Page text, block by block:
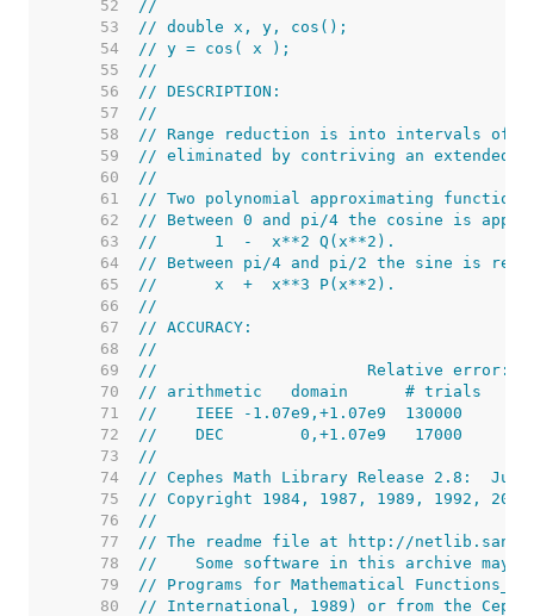
    52
//
    53
// double x, y, cos();
    54
// y = cos( x );
    55
//
    56
// DESCRIPTION:
    57
//
    58
// Range reduction is into intervals of
    59
// eliminated by contriving an extended
    60
//
    61
// Two polynomial approximating functions
    62
// Between 0 and pi/4 the cosine is
    63
//      1  -  x**2 Q(x**2).
    64
// Between pi/4 and pi/2 the sine is
    65
//      x  +  x**3 P(x**2).
    66
//
    67
// ACCURACY:
    68
//
    69
//                      Relative error:
    70
// arithmetic   domain      # trials
    71
//    IEEE -1.07e9,+1.07e9  130000
    72
//    DEC        0,+1.07e9   17000
    73
//
    74
// Cephes Math Library Release 2.8:
    75
// Copyright 1984, 1987, 1989, 1992,
    76
//
    77
// The readme file at http://
    78
//    Some software in this archive may be
    79
// Programs for Mathematical Functions_
    80
// International, 1989) or from the